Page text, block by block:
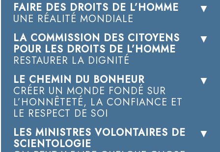
FAIRE DES DROITS DE L’HOMME
UNE RÉALITÉ MONDIALE
LA COMMISSION DES CITOYENS
POUR LES DROITS DE L’HOMME
RESTAURER LA DIGNITÉ
LE CHEMIN DU BONHEUR
CRÉER UN MONDE FONDÉ SUR
L’HONNÊTETÉ, LA CONFIANCE ET
LE RESPECT DE SOI
LES MINISTRES VOLONTAIRES DE
SCIENTOLOGIE